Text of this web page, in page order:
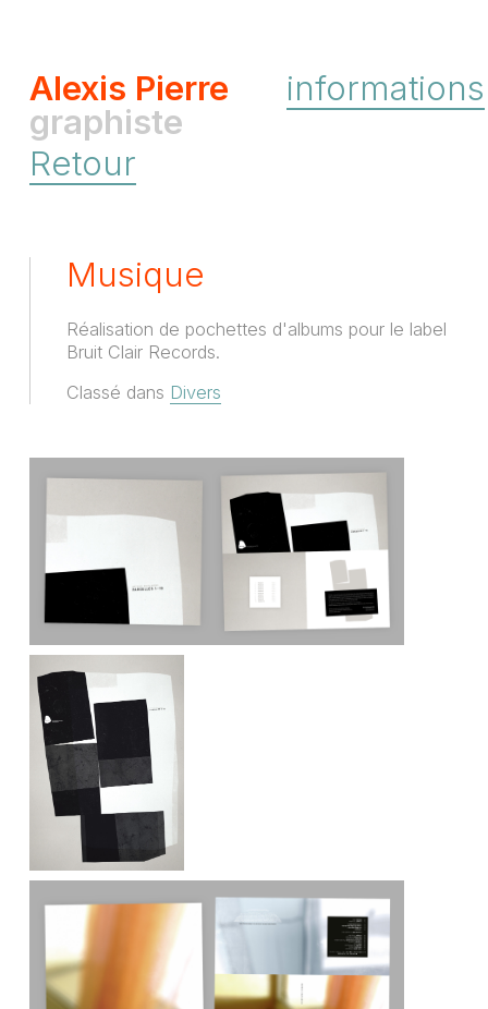
Alexis Pierre
graphiste
Retour
informations
Musique
Réalisation de pochettes d'albums pour le label
Bruit Clair Records.
Classé dans Divers